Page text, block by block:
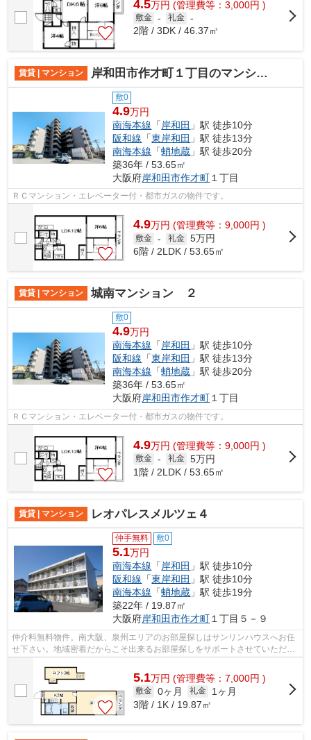
4.5万円 (管理費等：3,000円 )
敷金 - 礼金 -
2階 / 3DK / 46.37㎡
賃貸 | マンション 岸和田市作才町１丁目のマンション
敷0
4.9万円
南海本線 「岸和田 」駅 徒歩10分
阪和線 「東岸和田 」駅 徒歩13分
南海本線 「蛸地蔵 」駅 徒歩20分
築36年 / 53.65㎡
大阪府岸和田市作才町 １丁目
ＲＣマンション・エレベーター付・都市ガスの物件です。
4.9万円 (管理費等：9,000円 )
敷金 - 礼金 5万円
6階 / 2LDK / 53.65㎡
賃貸 | マンション 城南マンション ２
敷0
4.9万円
南海本線 「岸和田 」駅 徒歩10分
阪和線 「東岸和田 」駅 徒歩13分
南海本線 「蛸地蔵 」駅 徒歩20分
築36年 / 53.65㎡
大阪府岸和田市作才町１丁目
ＲＣマンション・エレベーター付・都市ガスの物件です。
4.9万円 (管理費等：9,000円 )
敷金 - 礼金 5万円
1階 / 2LDK / 53.65㎡
賃貸 | マンション レオパレスメルツェ４
仲手無料 敷0
5.1万円
南海本線 「 岸和田 」駅 徒歩10分
阪和線 「東岸和田 」駅 徒歩10分
南海本線 「蛸地蔵 」駅 徒歩19分
築22年 / 19.87㎡
大阪府岸和田市作才町 １丁目５－９
仲介料無料物件。南大阪、泉州エリアのお部屋探しはサンリンハウスへお任
せ下さい。地域密着だからこそ出来るお部屋探しをサポートさせていただき
5.1万円 (管理費等：7,000円 )
敷金 0ヶ月 礼金
1ヶ月
3階 / 1K / 19.87㎡